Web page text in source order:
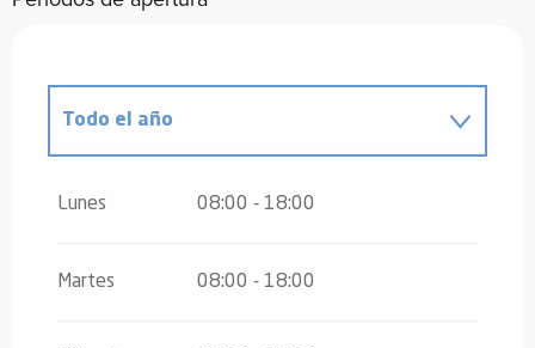
Todo el año
Lunes 08:00 - 18:00
Martes 08:00 - 18:00